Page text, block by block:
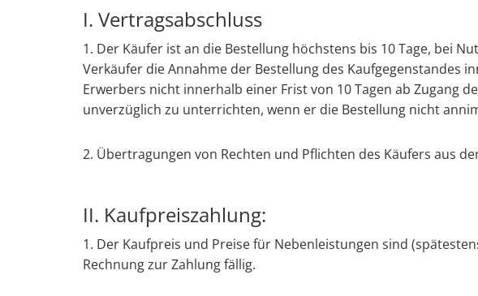
I. Vertragsabschluss
1. Der Käufer ist an die Bestellung höchstens bis 10 Tage, bei
Verkäufer die Annahme der Bestellung des Kaufgegenstandes
Erwerbers nicht innerhalb einer Frist von 10 Tagen ab Zugang
unverzüglich zu unterrichten, wenn er die Bestellung nicht
2. Übertragungen von Rechten und Pflichten des Käufers aus
II. Kaufpreiszahlung:
1. Der Kaufpreis und Preise für Nebenleistungen sind
Rechnung zur Zahlung fällig.